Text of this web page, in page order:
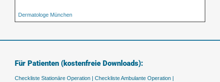
Dermatologe München
Für Patienten (kostenfreie Downloads):
Checkliste Stationäre Operation |
Checkliste Ambulante Operation |